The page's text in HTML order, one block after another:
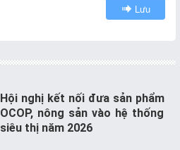
Lưu
Hội nghị kết nối đưa sản phẩm
OCOP, nông sản vào hệ thống
siêu thị năm 2026